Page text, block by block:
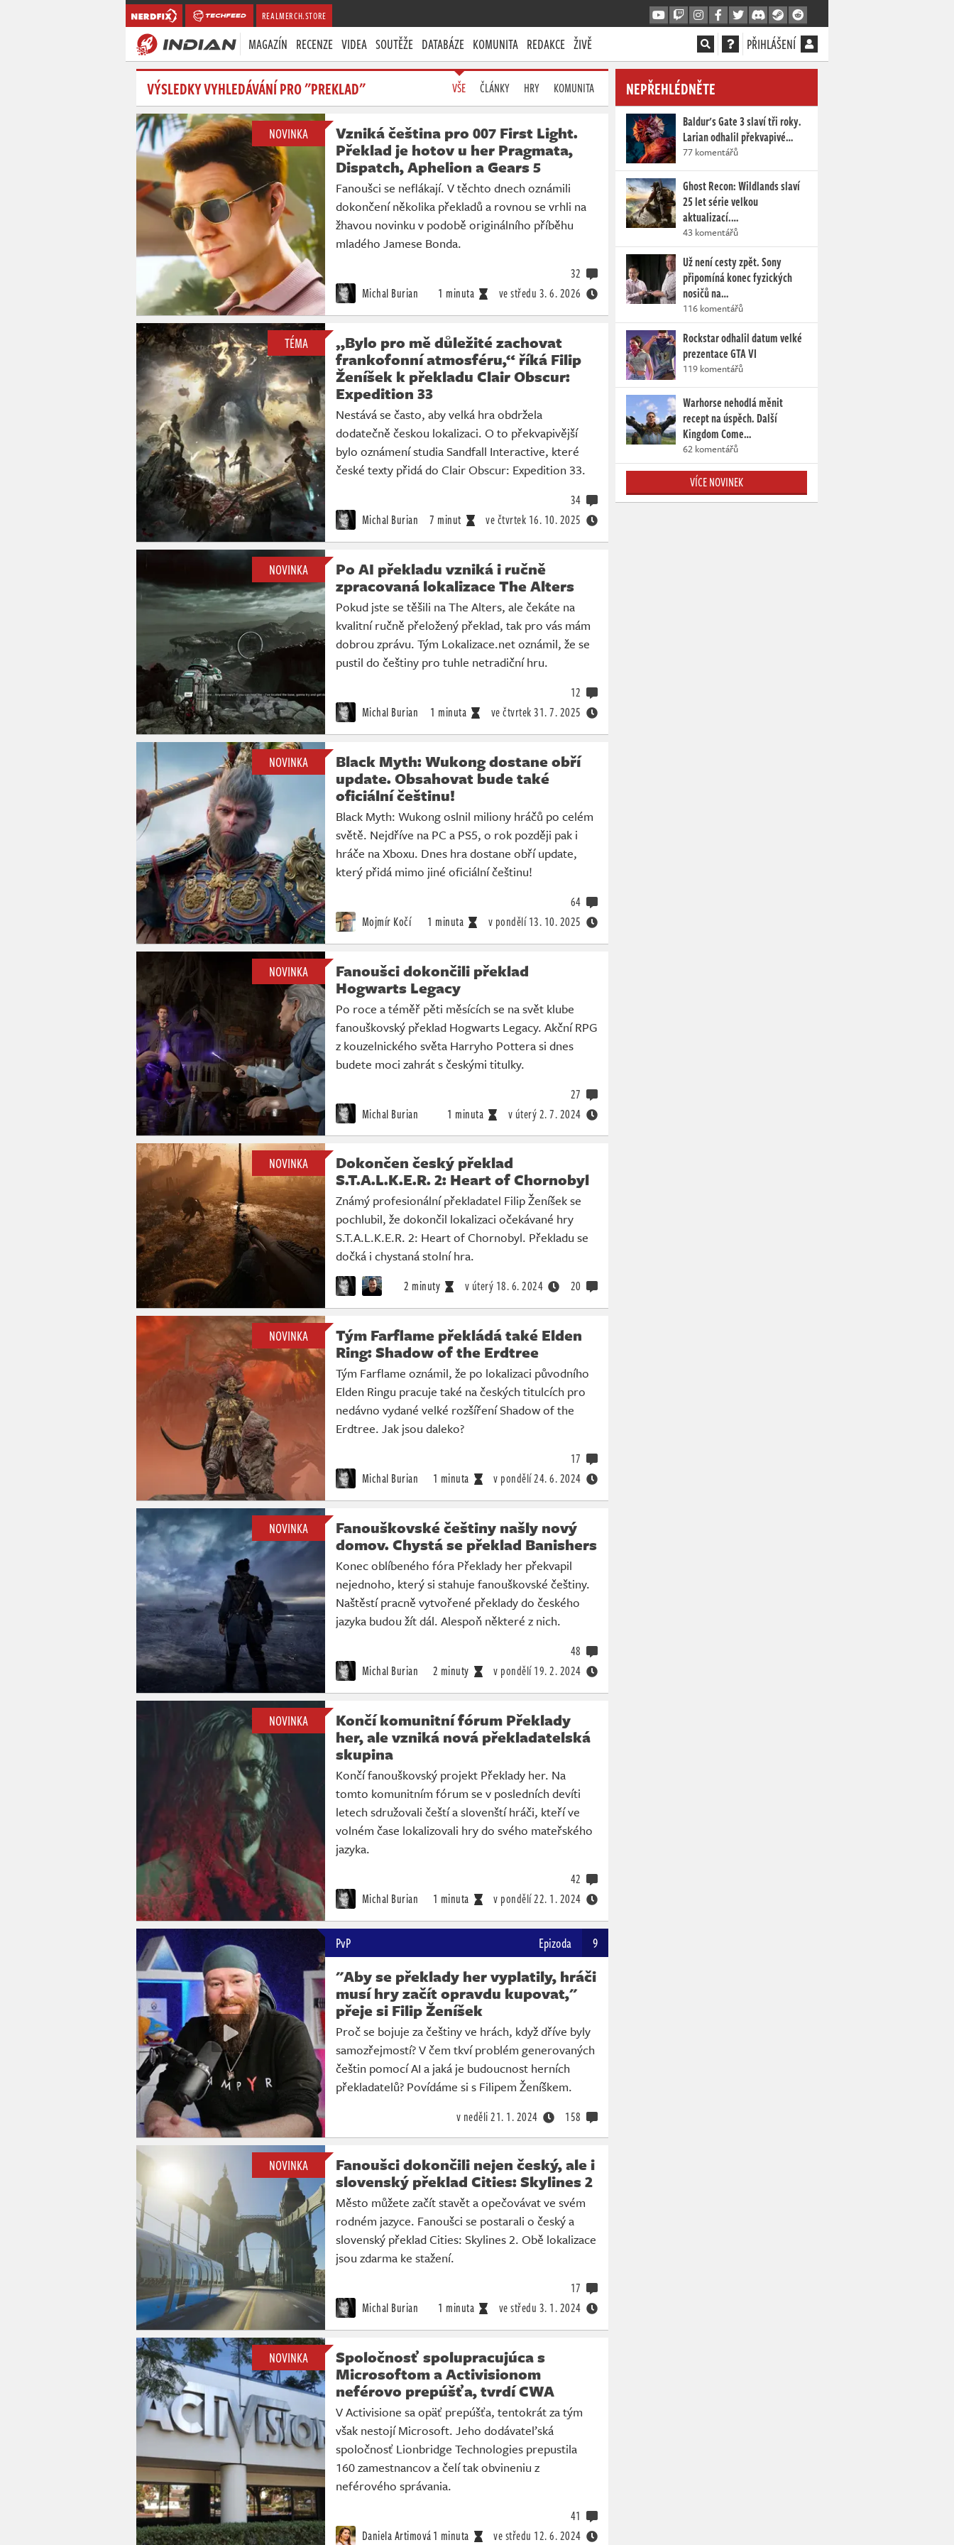
REALMERCH.STORE
MAGAZÍN RECENZE VIDEA SOUTĚŽE DATABÁZE KOMUNITA REDAKCE ŽIVĚ PŘIHLÁŠENÍ
VÝSLEDKY VYHLEDÁVÁNÍ PRO "PREKLAD" VŠE ČLÁNKY HRY KOMUNITA
NOVINKA
Vzniká čeština pro 007 First Light.
Překlad je hotov u her Pragmata,
Dispatch, Aphelion a Gears 5
Fanoušci se neflákají. V těchto dnech oznámili
dokončení několika překladů a rovnou se vrhli na
žhavou novinku v podobě originálního příběhu
mladého Jamese Bonda.
Michal Burian 1 minuta ve středu 3. 6. 2026
32
TÉMA
„Bylo pro mě důležité zachovat
frankofonní atmosféru,“ říká Filip
Ženíšek k překladu Clair Obscur:
Expedition 33
Nestává se často, aby velká hra obdržela
dodatečně českou lokalizaci. O to překvapivější
bylo oznámení studia Sandfall Interactive, které
české texty přidá do Clair Obscur: Expedition 33.
Michal Burian 7 minut ve čtvrtek 16. 10. 2025
34
NOVINKA
Po AI překladu vzniká i ručně
zpracovaná lokalizace The Alters
Pokud jste se těšili na The Alters, ale čekáte na
kvalitní ručně přeložený překlad, tak pro vás mám
dobrou zprávu. Tým Lokalizace.net oznámil, že se
pustil do češtiny pro tuhle netradiční hru.
Michal Burian 1 minuta ve čtvrtek31. 7. 2025
12
NOVINKA
Black Myth: Wukong dostane obří
update. Obsahovat bude také
oficiální češtinu!
Black Myth: Wukong oslnil miliony hráčů po celém
světě. Nejdříve na PC a PS5, o rok později pak i
hráče na Xboxu. Dnes hra dostane obří update,
který přidá mimo jiné oficiální češtinu!
Mojmír Kočí 1 minuta v pondělí13. 10. 2025
64
NOVINKA
Fanoušci dokončili překlad
Hogwarts Legacy
Po roce a téměř pěti měsících se na svět klube
fanouškovský překlad Hogwarts Legacy. Akční RPG
z kouzelnického světa Harryho Pottera si dnes
budete moci zahrát s českými titulky.
Michal Burian 1 minuta v úterý2. 7. 2024
27
NOVINKA
Dokončen český překlad
S.T.A.L.K.E.R. 2: Heart of Chornobyl
Známý profesionální překladatel Filip Ženíšek se
pochlubil, že dokončil lokalizaci očekávané hry
S.T.A.L.K.E.R. 2: Heart of Chornobyl. Překladu se
dočká i chystaná stolní hra.
2 minuty v úterý 18. 6. 2024 20
NOVINKA
Tým Farflame překládá také Elden
Ring: Shadow of the Erdtree
Tým Farflame oznámil, že po lokalizaci původního
Elden Ringu pracuje také na českých titulcích pro
nedávno vydané velké rozšíření Shadow of the
Erdtree. Jak jsou daleko?
Michal Burian 1 minuta v pondělí24. 6. 2024
17
NOVINKA
Fanouškovské češtiny našly nový
domov. Chystá se překlad Banishers
Konec oblíbeného fóra Překlady her překvapil
nejednoho, který si stahuje fanouškovské češtiny.
Naštěstí pracně vytvořené překlady do českého
jazyka budou žít dál. Alespoň některé z nich.
Michal Burian 2 minuty v pondělí19. 2. 2024
48
NOVINKA
Končí komunitní fórum Překlady
her, ale vzniká nová překladatelská
skupina
Končí fanouškovský projekt Překlady her. Na
tomto komunitním fórum se v posledních devíti
letech sdružovali čeští a slovenští hráči, kteří ve
volném čase lokalizovali hry do svého mateřského
jazyka.
Michal Burian 1 minuta v pondělí22. 1. 2024
42
PvP Epizoda 9
"Aby se překlady her vyplatily, hráči
musí hry začít opravdu kupovat,"
přeje si Filip Ženíšek
Proč se bojuje za češtiny ve hrách, když dříve byly
samozřejmostí? V čem tkví problém generovaných
češtin pomocí AI a jaká je budoucnost herních
překladatelů? Povídáme si s Filipem Ženíškem.
v neděli21. 1. 2024 158
NOVINKA
Fanoušci dokončili nejen český, ale i
slovenský překlad Cities: Skylines 2
Město můžete začít stavět a opečovávat ve svém
rodném jazyce. Fanoušci se postarali o český a
slovenský překlad Cities: Skylines 2. Obě lokalizace
jsou zdarma ke stažení.
Michal Burian 1 minuta ve středu 3. 1. 2024
17
NOVINKA
Spoločnosť spolupracujúca s
Microsoftom a Activisionom
neférovo prepúšťa, tvrdí CWA
V Activisione sa opäť prepúšťa, tentokrát za tým
však nestojí Microsoft. Jeho dodávateľská
spoločnosť Lionbridge Technologies prepustila
160 zamestnancov a čelí tak obvineniu z
neférového správania.
Daniela Artimová1 minuta ve středu 12. 6. 2024
41
NEPŘEHLÉDNĚTE
Baldur's Gate 3 slaví tři roky.
Larian odhalil překvapivé…
77 komentářů
Ghost Recon: Wildlands slaví
25 let série velkou
aktualizací.…
43 komentářů
Už není cesty zpět. Sony
připomíná konec fyzických
nosičů na…
116 komentářů
Rockstar odhalil datum velké
prezentace GTA VI
119 komentářů
Warhorse nehodlá měnit
recept na úspěch. Další
Kingdom Come…
62 komentářů
VÍCE NOVINEK